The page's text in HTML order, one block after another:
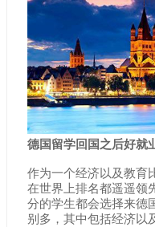
德国留学回国之后好就
作为一个经济以及教育
在世界上排名都遥遥领
分的学生都会选择来德
别多，其中包括经济以